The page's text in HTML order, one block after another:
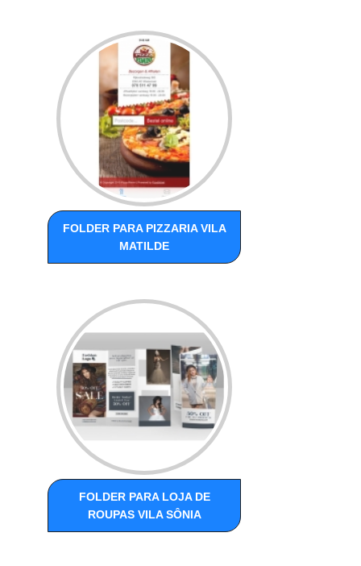
FOLDER PARA PIZZARIA VILA
MATILDE
FOLDER PARA LOJA DE
ROUPAS VILA SÔNIA